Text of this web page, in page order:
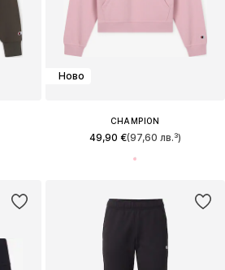
Ново
CHAMPION
49,90 €(97,60 лв.³)